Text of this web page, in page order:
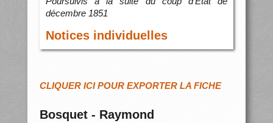
décembre 1851
Notices individuelles
CLIQUER ICI POUR EXPORTER LA FICHE
Bosquet - Raymond